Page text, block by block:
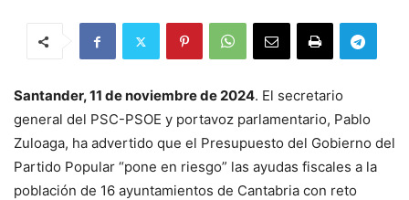
Santander, 11 de noviembre de 2024. El secretario
general del PSC-PSOE y portavoz parlamentario, Pablo
Zuloaga, ha advertido que el Presupuesto del Gobierno del
Partido Popular “pone en riesgo” las ayudas fiscales a la
población de 16 ayuntamientos de Cantabria con reto